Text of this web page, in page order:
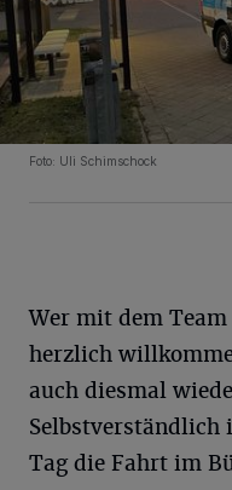
Foto: Uli Schimschock
Wer mit dem
herzlich
auch diesmal
Tag die Fahrt im